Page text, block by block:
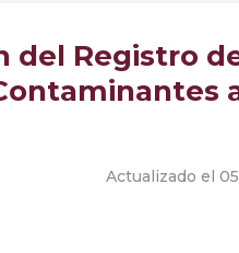
del Registro
Actualizado el